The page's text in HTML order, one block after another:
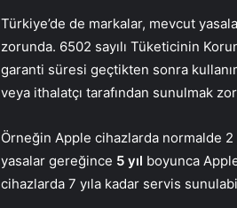
Türkiye’de de markalar, mevcut
zorunda. 6502 sayılı Tüketicinin
garanti süresi geçtikten sonra
veya ithalatçı tarafından sunulmak
Örneğin Apple cihazlarda normalde 2
yasalar gereğince 5 yıl boyunca
cihazlarda 7 yıla kadar servis